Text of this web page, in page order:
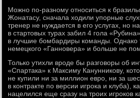
Можно по-разному относиться к
Жонатасу, сначала ходили упорные
тренер не нуждается в его услугах, но
в стартовых турах забил 4 гола
в лучшие бомбардиры команды. Однако
немецкого «Ганновера» и больше не
Только утихли вроде бы разговоры об
«Спартака» к Максиму Канунникову,
не купили ни за миллион евро, ни за
в контракте по версии игрока и клуба),
нацелился еще сразу на троих игроков